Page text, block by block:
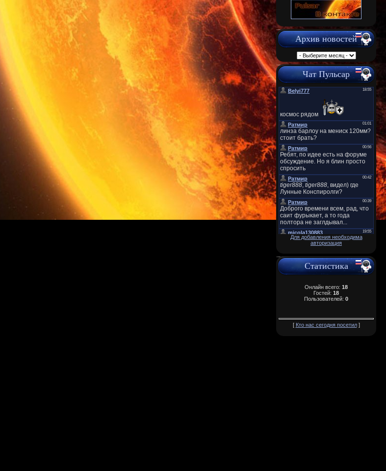
Архив новостей
Чат Пульсар
Для добавления необходима
авторизация
Статистика
Онлайн всего: 18
Гостей: 18
Пользователей: 0
[ Кто нас сегодня посетил]